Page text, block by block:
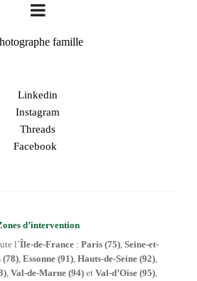
famille
Linkedin
Instagram
Threads
Facebook
d’intervention
l’Île-de-France : Paris (75), Seine-et-
(78), Essonne (91), Hauts-de-Seine (92),
, Val-de-Marne (94)et Val-d’Oise (95),